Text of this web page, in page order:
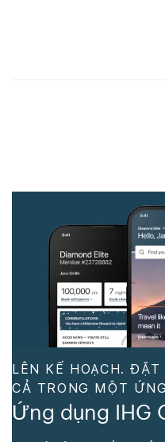
LÊN KẾ HOẠCH.
CẢ TRONG MỘT
Ứng dụng IHG